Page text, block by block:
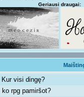
Geriausi draugai:
Kur visi dingę?
ko rpg pamiršot?